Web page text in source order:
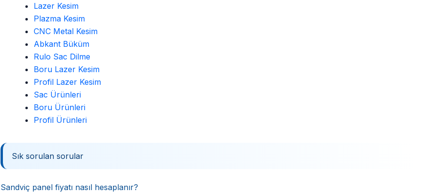
Lazer Kesim
Plazma Kesim
CNC Metal Kesim
Abkant Büküm
Rulo Sac Dilme
Boru Lazer Kesim
Profil Lazer Kesim
Sac Ürünleri
Boru Ürünleri
Profil Ürünleri
Sık sorulan sorular
Sandviç panel fiyatı nasıl hesaplanır?